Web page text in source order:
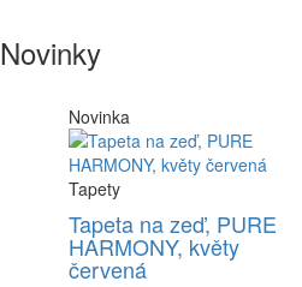
Novinky
Novinka
Tapety
Tapeta na zeď, PURE
HARMONY, květy
červená